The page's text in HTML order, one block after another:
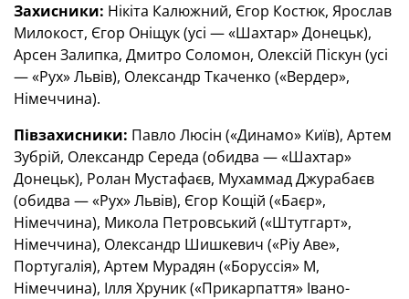
Захисники: Нікіта Калюжний, Єгор Костюк, Ярослав
Милокост, Єгор Оніщук (усі — «Шахтар» Донецьк),
Арсен Залипка, Дмитро Соломон, Олексій Піскун (усі
— «Рух» Львів), Олександр Ткаченко («Вердер»,
Німеччина).
Півзахисники: Павло Люсін («Динамо» Київ), Артем
Зубрій, Олександр Середа (обидва — «Шахтар»
Донецьк), Ролан Мустафаєв, Мухаммад Джурабаєв
(обидва — «Рух» Львів), Єгор Кощій («Баєр»,
Німеччина), Микола Петровський («Штутгарт»,
Німеччина), Олександр Шишкевич («Ріу Аве»,
Португалія), Артем Мурадян («Боруссія» М,
Німеччина), Ілля Хруник («Прикарпаття» Івано-